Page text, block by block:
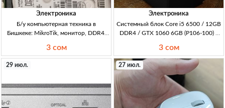
Электроника
Б/у компьютерная техника в
Бишкеке: MikroTik, монитор, DDR4,
ПК-комплектующие: Wi‑Fi роутер 2,4
ГГц, 5×LAN, USB, PoE; DDR4 SO-
DIMM 8 ГБ 2666 МГц; LED-монитор
3 сом
Электроника
Системный блок Core i5 6500 / 12GB
DDR4 / GTX 1060 6GB (P106-100) /
Бишкек i5 6500 / 12GB DDR4 / SSD
256GB / GTX 1060 6GB аналог (P106-
100) / MB B150 / PSU 600W / корпус
аквар
3 сом
29 июл. 27 июл.